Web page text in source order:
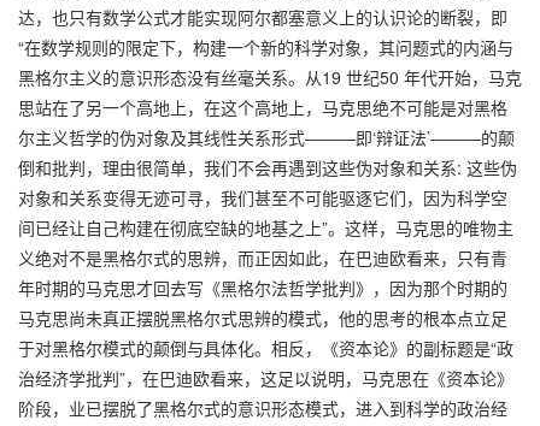
达，也只有数学公式才能实现阿尔都塞意义上的认识论的断裂，即
“在数学规则的限定下，构建一个新的科学对象，其问题式的内涵与
黑格尔主义的意识形态没有丝毫关系。从19 世纪50 年代开始，马克
思站在了另一个高地上，在这个高地上，马克思绝不可能是对黑格
尔主义哲学的伪对象及其线性关系形式———即‘辩证法’———的颠
倒和批判，理由很简单，我们不会再遇到这些伪对象和关系: 这些伪
对象和关系变得无迹可寻，我们甚至不可能驱逐它们，因为科学空
间已经让自己构建在彻底空缺的地基之上”。这样，马克思的唯物主
义绝对不是黑格尔式的思辨，而正因如此，在巴迪欧看来，只有青
年时期的马克思才回去写《黑格尔法哲学批判》，因为那个时期的
马克思尚未真正摆脱黑格尔式思辨的模式，他的思考的根本点立足
于对黑格尔模式的颠倒与具体化。相反，《资本论》的副标题是“政
治经济学批判”，在巴迪欧看来，这足以说明，马克思在《资本论》
阶段，业已摆脱了黑格尔式的意识形态模式，进入到科学的政治经